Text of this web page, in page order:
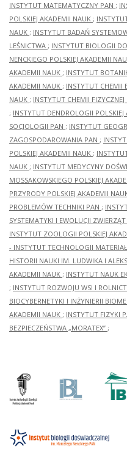
INSTYTUT MATEMATYCZNY PAN ;
POLSKIEJ AKADEMII NAUK ;
NAUK ; INSTYTUT BADAŃ
LEŚNICTWA ; INSTYTUT BIOLOGII
NENCKIEGO POLSKIEJ AKADEMII
AKADEMII NAUK ; INSTYTUT
AKADEMII NAUK ; INSTYTUT CHEMII
NAUK ; INSTYTUT CHEMII FIZYCZNEJ
; INSTYTUT DENDROLOGII
SOCJOLOGII PAN ; INSTYTUT
ZAGOSPODAROWANIA PAN ;
POLSKIEJ AKADEMII NAUK ;
NAUK ; INSTYTUT MEDYCYNY
MOSSAKOWSKIEGO POLSKIEJ
PRZYRODY POLSKIEJ AKADEMII
PROBLEMÓW TECHNIKI PAN ;
SYSTEMATYKI I EWOLUCJI
INSTYTUT ZOOLOGII POLSKIEJ
- INSTYTUT TECHNOLOGII
HISTORII NAUKI IM. LUDWIKA I
AKADEMII NAUK ; INSTYTUT NAUK
; INSTYTUT ROZWOJU WSI I
BIOCYBERNETYKI I INŻYNIERII
AKADEMII NAUK ; INSTYTUT FIZYKI
BEZPIECZEŃSTWA „MORATEX” ;